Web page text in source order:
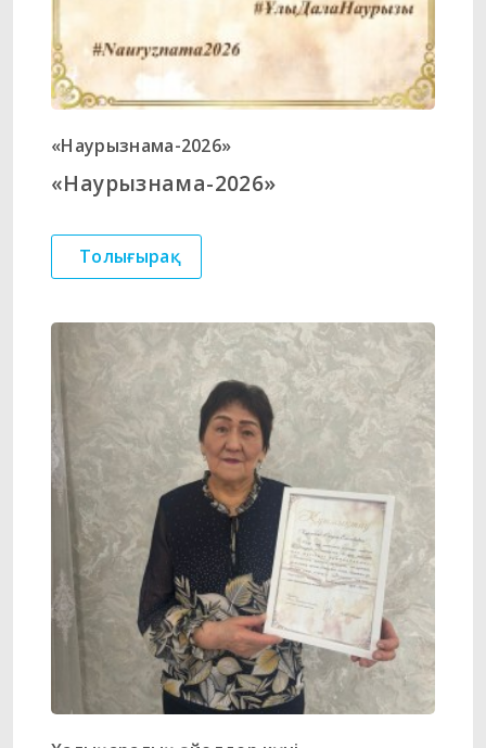
«Наурызнама-2026»
«Наурызнама-2026»
Толығырақ